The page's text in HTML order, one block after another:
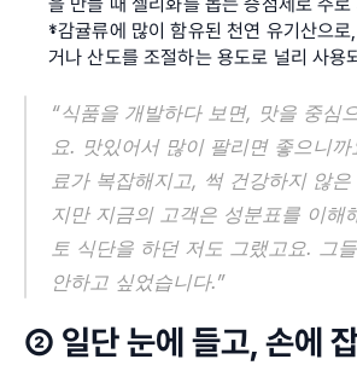
*감귤류에 많이 함유된 천연 유기산으
거나 산도를 조절하는 용도로 널리 사용
“식품을 개발하다 보면, 맛을 중심
요. 맛있어서 많이 팔리면 좋으니
료가 복잡해지고, 썩 건강하지 않
지만 지금의 고객은 성분표를 이해
토 식단을 하던 저도 그랬고요. 그
안하고 싶었습니다.”
② 일단 눈에 들고, 손에